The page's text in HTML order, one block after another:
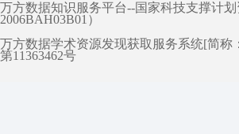
万方数据知识服务平台--国家科技支撑计划
2006BAH03B01）
万方数据学术资源发现获取服务系统[简称
第11363462号